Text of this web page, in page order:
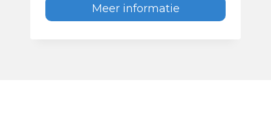
Meer informatie